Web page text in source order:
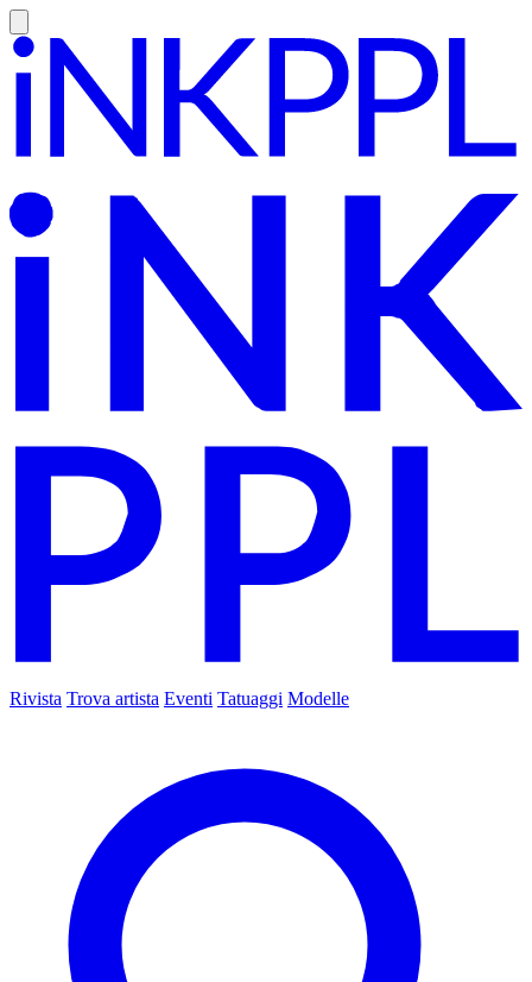
Rivista Trova artista Eventi Tatuaggi Modelle